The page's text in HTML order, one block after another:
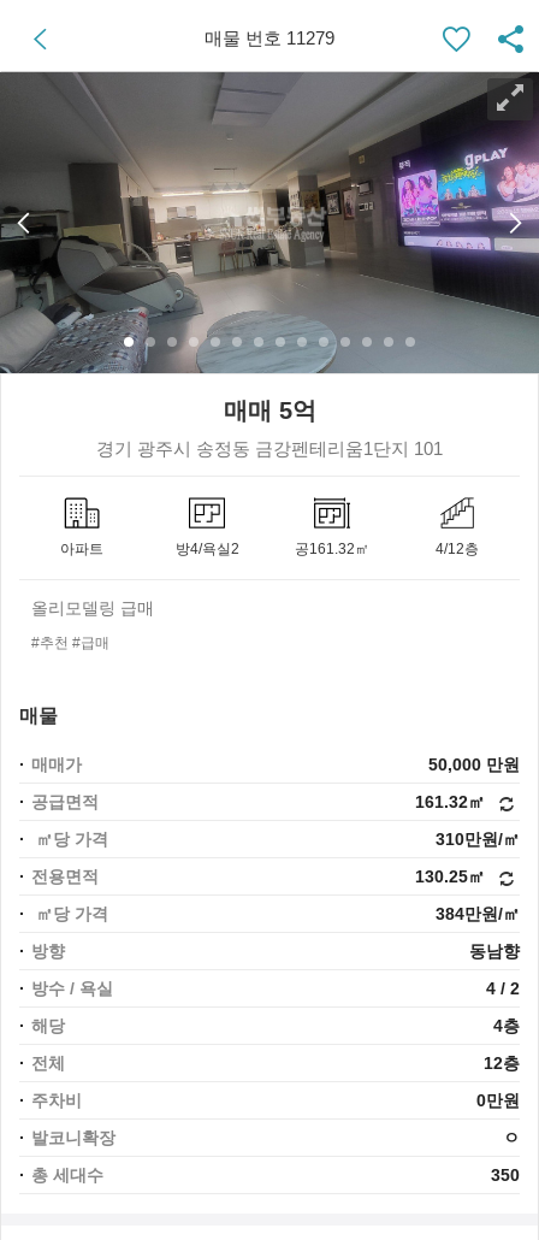
매물 번호 11279
매매 5억
경기 광주시 송정동 금강펜테리움1단지 101
아파트 방4/욕실2 공161.32㎡ 4/12층
올리모델링 급매
#추천 #급매
매물
매매가
50,000 만원
공급면적
161.32㎡
㎡당 가격
310만원/㎡
전용면적
130.25㎡
㎡당 가격
384만원/㎡
방향
동남향
방수 / 욕실
4 / 2
해당
4층
전체
12층
주차비
0만원
발코니확장
ㅇ
총 세대수
350